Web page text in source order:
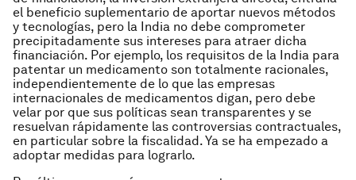
el beneficio suplementario de aportar nuevos métodos
y tecnologías, pero la India no debe comprometer
precipitadamente sus intereses para atraer dicha
financiación. Por ejemplo, los requisitos de la India para
patentar un medicamento son totalmente racionales,
independientemente de lo que las empresas
internacionales de medicamentos digan, pero debe
velar por que sus políticas sean transparentes y se
resuelvan rápidamente las controversias contractuales,
en particular sobre la fiscalidad. Ya se ha empezado a
adoptar medidas para lograrlo.